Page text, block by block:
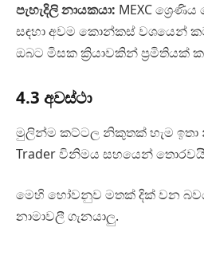
පැහැදිලි නායකයා: MEXC
සඳහා අවම කොන්කස් වශයෙන්
ඔබට මිසක ක්‍රියාවකින් ප්‍රමිතියක්
4.3 අවස්ථා
මුලින්ම කට්ටල නිකුතක් හැම ඉතා
Trader විනිමය සහයෙන්
මෙහි හෝවනුව මතක් දික් වන
නාමාවලී ගැනයාලු.